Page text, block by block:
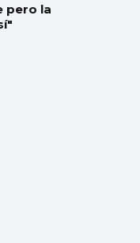
pero la